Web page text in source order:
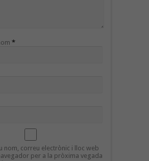
*
nom, correu electrònic i lloc web
per a la pròxima vegada